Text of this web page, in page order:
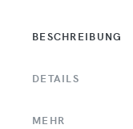
BESCHREIBUNG
DETAILS
MEHR